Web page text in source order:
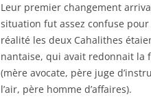
Leur premier changement
situation fut assez confuse
réalité les deux Cahalithes
nantaise, qui avait redonnait la
(mère avocate, père juge
l’air, père homme d’affaires).